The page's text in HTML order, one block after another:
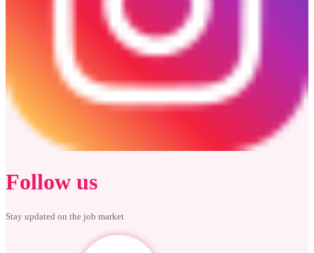
Follow us
Stay updated on the job market